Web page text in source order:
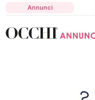
Annunci